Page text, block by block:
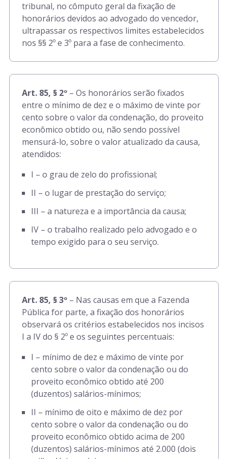
tribunal, no cômputo geral da fixação de
honorários devidos ao advogado do vencedor,
ultrapassar os respectivos limites estabelecidos
nos §§ 2º e 3º para a fase de conhecimento.
Art. 85, § 2º – Os honorários serão fixados
entre o mínimo de dez e o máximo de vinte por
cento sobre o valor da condenação, do proveito
econômico obtido ou, não sendo possível
mensurá-lo, sobre o valor atualizado da causa,
atendidos:
I – o grau de zelo do profissional;
II – o lugar de prestação do serviço;
III – a natureza e a importância da causa;
IV – o trabalho realizado pelo advogado e o
tempo exigido para o seu serviço.
Art. 85, § 3º – Nas causas em que a Fazenda
Pública for parte, a fixação dos honorários
observará os critérios estabelecidos nos incisos
I a IV do § 2º e os seguintes percentuais:
I – mínimo de dez e máximo de vinte por
cento sobre o valor da condenação ou do
proveito econômico obtido até 200
(duzentos) salários-mínimos;
II – mínimo de oito e máximo de dez por
cento sobre o valor da condenação ou do
proveito econômico obtido acima de 200
(duzentos) salários-mínimos até 2.000 (dois